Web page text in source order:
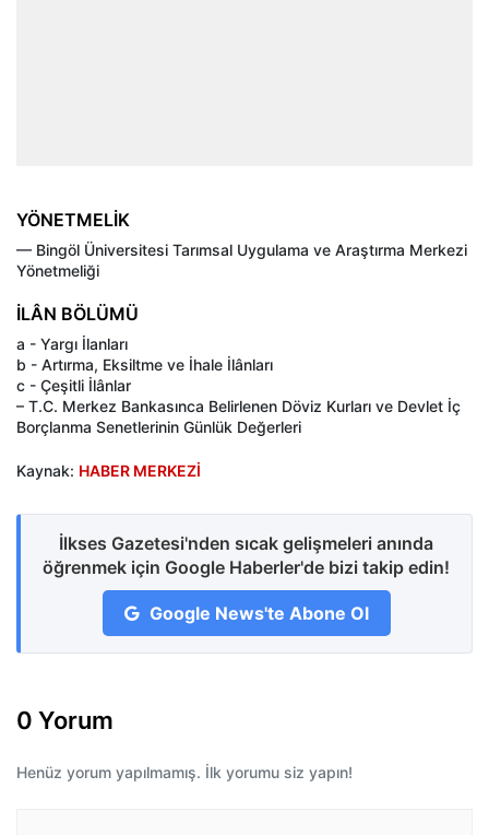
YÖNETMELİK
–– Bingöl Üniversitesi Tarımsal Uygulama ve Araştırma Merkezi
Yönetmeliği
İLÂN BÖLÜMÜ
a - Yargı İlanları
b - Artırma, Eksiltme ve İhale İlânları
c - Çeşitli İlânlar
– T.C. Merkez Bankasınca Belirlenen Döviz Kurları ve Devlet İç
Borçlanma Senetlerinin Günlük Değerleri
Kaynak: HABER MERKEZİ
İlkses Gazetesi'nden sıcak gelişmeleri anında
öğrenmek için Google Haberler'de bizi takip edin!
Google News'te Abone Ol
0 Yorum
Henüz yorum yapılmamış. İlk yorumu siz yapın!